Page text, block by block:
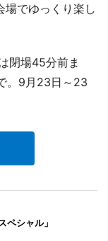
場でゆっくり楽し
閉場45分前ま
。9月23日～23
ペシャル」